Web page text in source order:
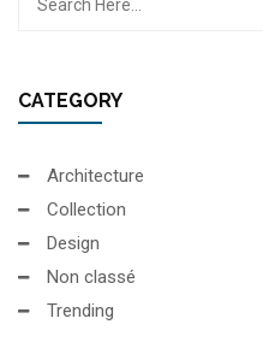
CATEGORY
Architecture
Collection
Design
Non classé
Trending